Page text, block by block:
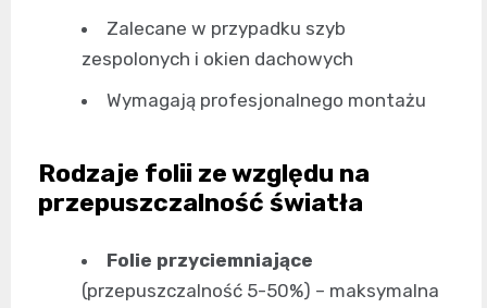
Zalecane w przypadku szyb
zespolonych i okien dachowych
Wymagają profesjonalnego montażu
Rodzaje folii ze względu na
przepuszczalność światła
Folie przyciemniające
(przepuszczalność 5-50%) – maksymalna